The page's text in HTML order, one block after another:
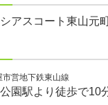
アスコート東山元
市営地下鉄東山線
園駅より徒歩で10